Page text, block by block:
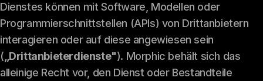
Dienstes können mit Software, Modellen oder
Programmierschnittstellen (APIs) von Drittanbietern
interagieren oder auf diese angewiesen sein
(„Drittanbieterdienste"). Morphic behält sich das
alleinige Recht vor, den Dienst oder Bestandteile